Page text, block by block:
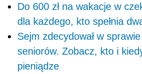
Do 600 zł na wakacje w
dla każdego, kto spełnia
Sejm zdecydował w
seniorów. Zobacz, kto i
pieniądze